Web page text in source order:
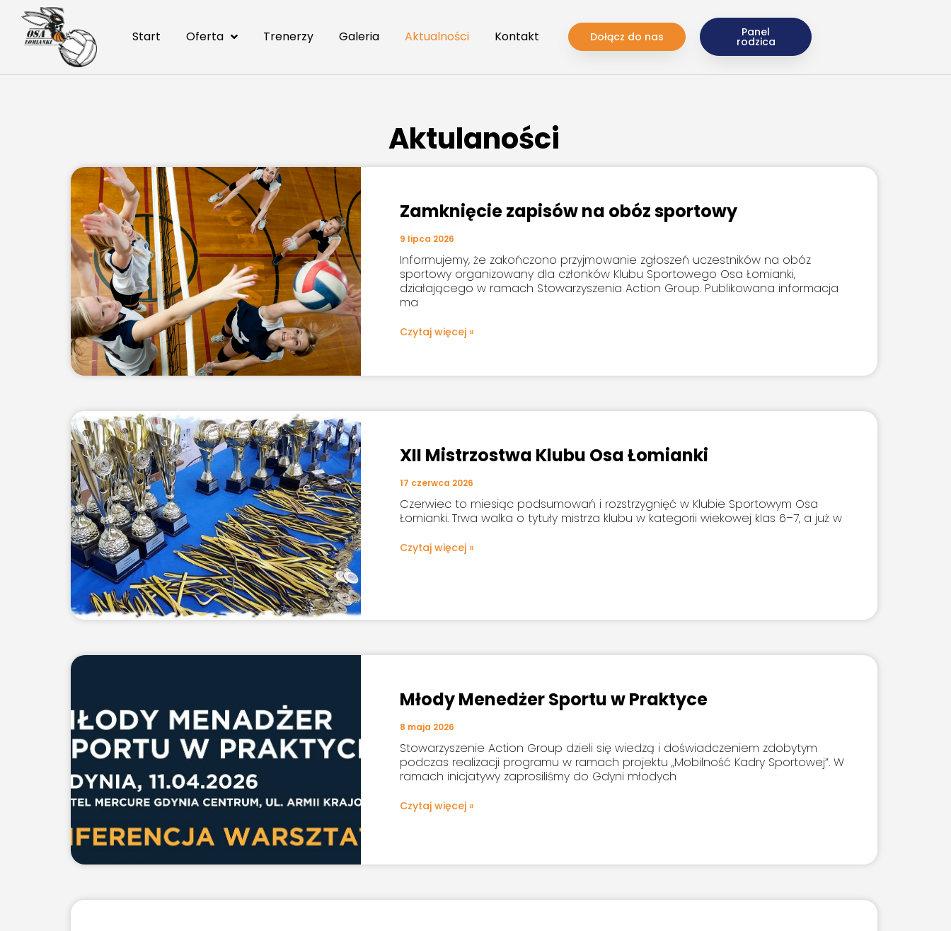
Start Oferta Trenerzy Galeria Aktualności Kontakt Dołącz do nas Panel
rodzica
Aktulaności
Zamknięcie zapisów na obóz sportowy
9 lipca 2026
Informujemy, że zakończono przyjmowanie zgłoszeń uczestników na obóz
sportowy organizowany dla członków Klubu Sportowego Osa Łomianki,
działającego w ramach Stowarzyszenia Action Group. Publikowana informacja
ma
Czytaj więcej »
XII Mistrzostwa Klubu Osa Łomianki
17 czerwca 2026
Czerwiec to miesiąc podsumowań i rozstrzygnięć w Klubie Sportowym Osa
Łomianki. Trwa walka o tytuły mistrza klubu w kategorii wiekowej klas 6–7, a już w
Czytaj więcej »
Młody Menedżer Sportu w Praktyce
8 maja 2026
Stowarzyszenie Action Group dzieli się wiedzą i doświadczeniem zdobytym
podczas realizacji programu w ramach projektu „Mobilność Kadry Sportowej”. W
ramach inicjatywy zaprosiliśmy do Gdyni młodych
Czytaj więcej »